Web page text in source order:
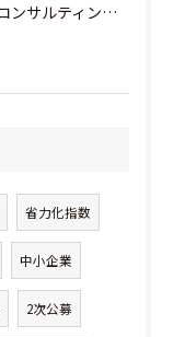
経営コンサルティングと省力化補助金で人手不足企業が成果を出す実践事例集
省力化指数
中小企業
2次公募